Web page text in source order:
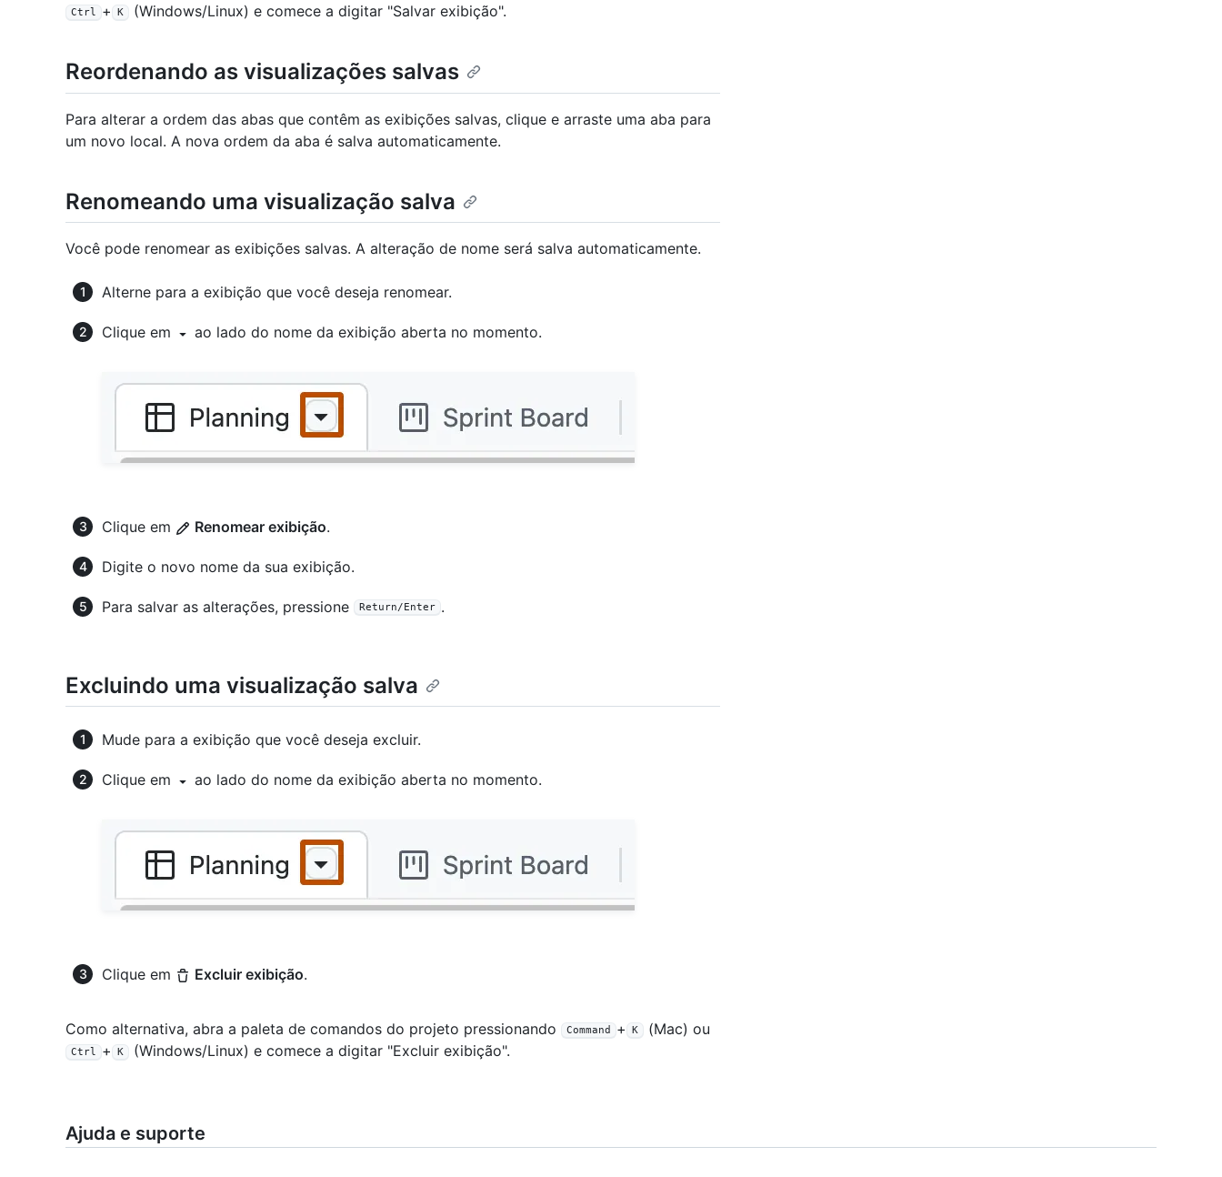
Ctrl + K (Windows/Linux) e comece a digitar "Salvar exibição".
Reordenando as visualizações salvas
Para alterar a ordem das abas que contêm as exibições salvas, clique e arraste uma aba para
um novo local. A nova ordem da aba é salva automaticamente.
Renomeando uma visualização salva
Você pode renomear as exibições salvas. A alteração de nome será salva automaticamente.
Alterne para a exibição que você deseja renomear.
Clique em ao lado do nome da exibição aberta no momento.
Clique em Renomear exibição.
Digite o novo nome da sua exibição.
Para salvar as alterações, pressione Return/Enter .
Excluindo uma visualização salva
Mude para a exibição que você deseja excluir.
Clique em ao lado do nome da exibição aberta no momento.
Clique em Excluir exibição.
Como alternativa, abra a paleta de comandos do projeto pressionando Command + K (Mac) ou
Ctrl + K (Windows/Linux) e comece a digitar "Excluir exibição".
Ajuda e suporte